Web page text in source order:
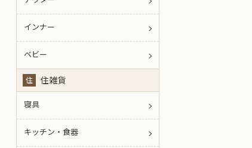
インナー
ベビー
住 住雑貨
寝具
キッチン・食器